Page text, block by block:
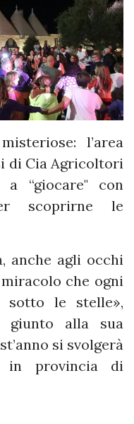
l’area
di Cia Agricoltori
“giocare" con
scoprirne le
anche agli occhi
che ogni
sotto le stelle»,
giunto alla sua
si svolgerà
in provincia di